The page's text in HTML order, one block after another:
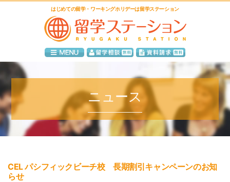
はじめての留学・ワーキングホリデーは留学ステーション
ニュース
CEL パシフィックビーチ校 長期割引キャンペーンのお知
らせ